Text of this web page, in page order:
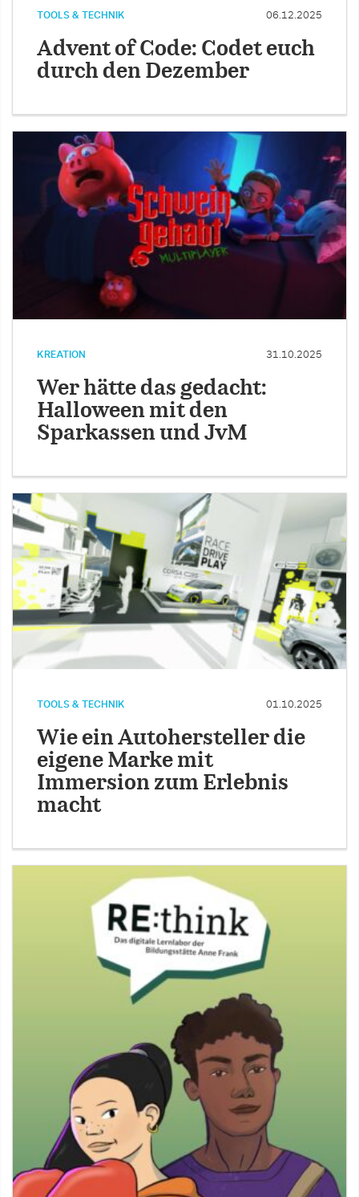
TOOLS & TECHNIK 06.12.2025
Advent of Code: Codet euch
durch den Dezember
KREATION 31.10.2025
Wer hätte das gedacht:
Halloween mit den
Sparkassen und JvM
TOOLS & TECHNIK 01.10.2025
Wie ein Autohersteller die
eigene Marke mit
Immersion zum Erlebnis
macht